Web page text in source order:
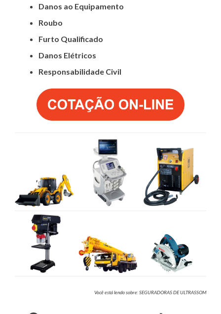
Danos ao Equipamento
Roubo
Furto Qualificado
Danos Elétricos
Responsabilidade Civil
Você está lendo sobre: SEGURADORAS DE ULTRASSOM